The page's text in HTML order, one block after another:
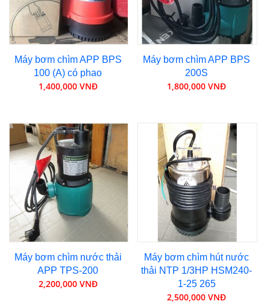
Máy bơm chìm APP BPS
100 (A) có phao
1,400,000 VNĐ
Máy bơm chìm APP BPS
200S
1,800,000 VNĐ
Máy bơm chìm nước thải
APP TPS-200
2,200,000 VNĐ
Máy bơm chìm hút nước
thải NTP 1/3HP HSM240-
1-25 265
2,500,000 VNĐ